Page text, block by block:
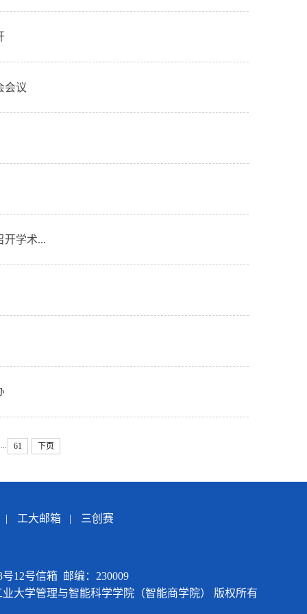
会议
开学术...
61 下页
工大邮箱 | 三创赛
12号信箱 邮编：230009
业大学管理与智能科学学院（智能商学院） 版权所有